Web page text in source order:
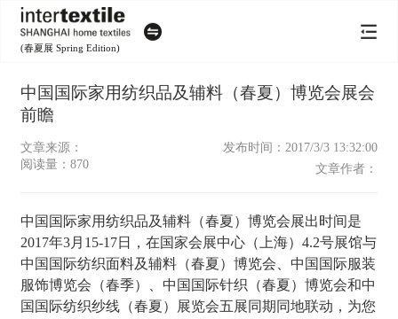
(春夏展 Spring Edition)
中国国际家用纺织品及辅料（春夏）博览会展会
前瞻
文章来源：
发布时间：2017/3/3 13:32:00
阅读量： 870 文章作者：
中国国际家用纺织品及辅料（春夏）博览会展出时间是
2017年3月15-17日，在国家会展中心（上海）4.2号展馆与
中国国际纺织面料及辅料（春夏）博览会、中国国际服装
服饰博览会（春季）、中国国际针织（春夏）博览会和中
国国际纺织纱线（春夏）展览会五展同期同地联动，为您